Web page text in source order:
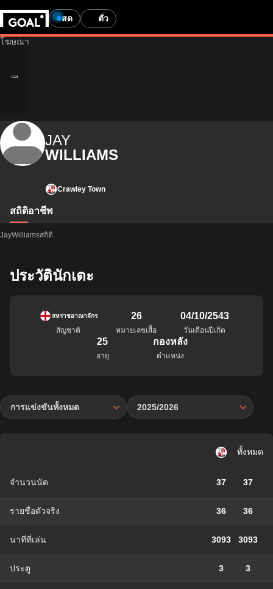
สด ตั๋ว
JAY
WILLIAMS
Crawley Town
สถิติอาชีพ
JayWilliamsสถิติ
ประวัตินักเตะ
สหราชอาณาจักร
สัญชาติ
26
หมายเลขเสื้อ
04/10/2543
วันเดือนปีเกิด
25
อายุ
กองหลัง
ตำแหน่ง
การแข่งขันทั้งหมด 2025/2026
ทั้งหมด
จำนวนนัด 37 37
รายชื่อตัวจริง 36 36
นาทีที่เล่น 3093 3093
ประตู 3 3